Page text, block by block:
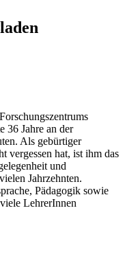
36 Jahre an der
Als gebürtiger
vergessen hat, ist ihm das
und
Jahrzehnten.
Pädagogik sowie
LehrerInnen